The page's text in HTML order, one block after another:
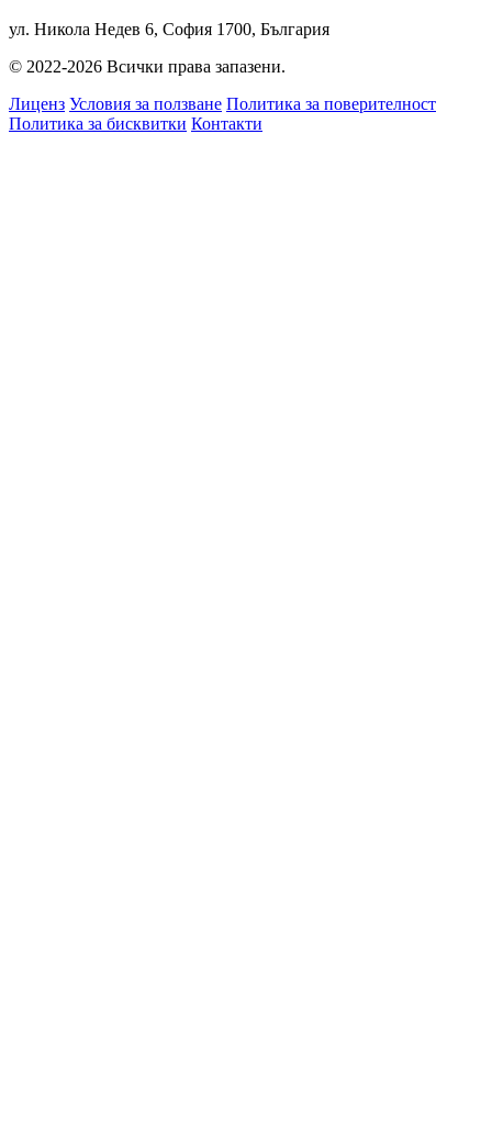
ул. Никола Недев 6, София 1700, България
© 2022-2026 Всички права запазени.
Лиценз Условия за ползване Политика за поверителност
Политика за бисквитки Контакти